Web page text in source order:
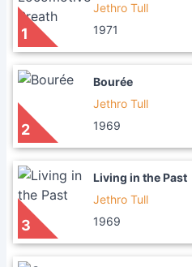
1
Jethro Tull
1971
2
Bourée
Jethro Tull
1969
3
Living in the Past
Jethro Tull
1969